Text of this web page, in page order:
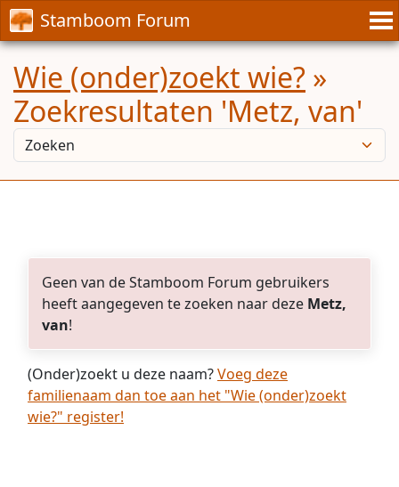
Stamboom Forum
Wie (onder)zoekt wie? »
Zoekresultaten 'Metz, van'
Geen van de Stamboom Forum gebruikers
heeft aangegeven te zoeken naar deze Metz,
van!
(Onder)zoekt u deze naam?Voeg deze
familienaam dan toe aan het "Wie (onder)zoekt
wie?" register!